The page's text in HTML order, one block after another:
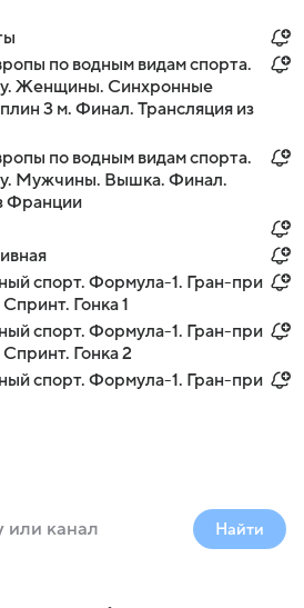
по водным видам спорта.
Женщины. Синхронные
3 м. Финал. Трансляция из
по водным видам спорта.
Мужчины. Вышка. Финал.
Франции
спорт. Формула-1. Гран-при
Гонка 1
спорт. Формула-1. Гран-при
Гонка 2
спорт. Формула-1. Гран-при
Найти